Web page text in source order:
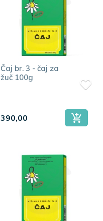
Čaj br. 3 - čaj za
žuč 100g
390,00